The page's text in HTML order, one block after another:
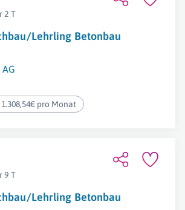
2 T
Lehrling Betonbau
AG
pro Monat
9 T
Lehrling Betonbau